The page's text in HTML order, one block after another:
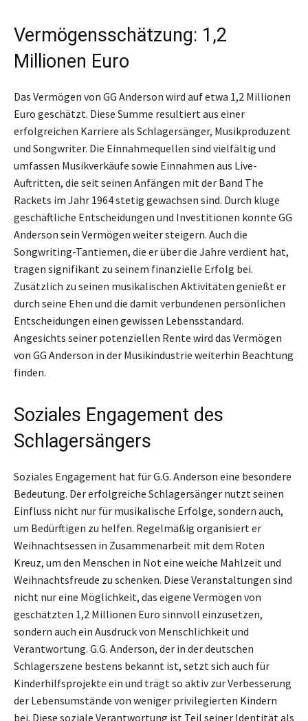
Vermögensschätzung: 1,2
Millionen Euro
Das Vermögen von GG Anderson wird auf etwa 1,2 Millionen
Euro geschätzt. Diese Summe resultiert aus einer
erfolgreichen Karriere als Schlagersänger, Musikproduzent
und Songwriter. Die Einnahmequellen sind vielfältig und
umfassen Musikverkäufe sowie Einnahmen aus Live-
Auftritten, die seit seinen Anfängen mit der Band The
Rackets im Jahr 1964 stetig gewachsen sind. Durch kluge
geschäftliche Entscheidungen und Investitionen konnte GG
Anderson sein Vermögen weiter steigern. Auch die
Songwriting-Tantiemen, die er über die Jahre verdient hat,
tragen signifikant zu seinem finanzielle Erfolg bei.
Zusätzlich zu seinen musikalischen Aktivitäten genießt er
durch seine Ehen und die damit verbundenen persönlichen
Entscheidungen einen gewissen Lebensstandard.
Angesichts seiner potenziellen Rente wird das Vermögen
von GG Anderson in der Musikindustrie weiterhin Beachtung
finden.
Soziales Engagement des
Schlagersängers
Soziales Engagement hat für G.G. Anderson eine besondere
Bedeutung. Der erfolgreiche Schlagersänger nutzt seinen
Einfluss nicht nur für musikalische Erfolge, sondern auch,
um Bedürftigen zu helfen. Regelmäßig organisiert er
Weihnachtsessen in Zusammenarbeit mit dem Roten
Kreuz, um den Menschen in Not eine weiche Mahlzeit und
Weihnachtsfreude zu schenken. Diese Veranstaltungen sind
nicht nur eine Möglichkeit, das eigene Vermögen von
geschätzten 1,2 Millionen Euro sinnvoll einzusetzen,
sondern auch ein Ausdruck von Menschlichkeit und
Verantwortung. G.G. Anderson, der in der deutschen
Schlagerszene bestens bekannt ist, setzt sich auch für
Kinderhilfsprojekte ein und trägt so aktiv zur Verbesserung
der Lebensumstände von weniger privilegierten Kindern
bei. Diese soziale Verantwortung ist Teil seiner Identität als